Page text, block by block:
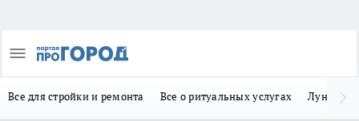
Все для стройки и ремонта Все о ритуальных услугах Лунно-